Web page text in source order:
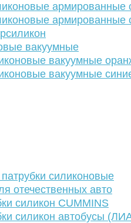
армированные
армированные
вакуумные
вакуумные
вакуумные
силиконовые
отечественных авто
силикон CUMMINS
силикон автобусы